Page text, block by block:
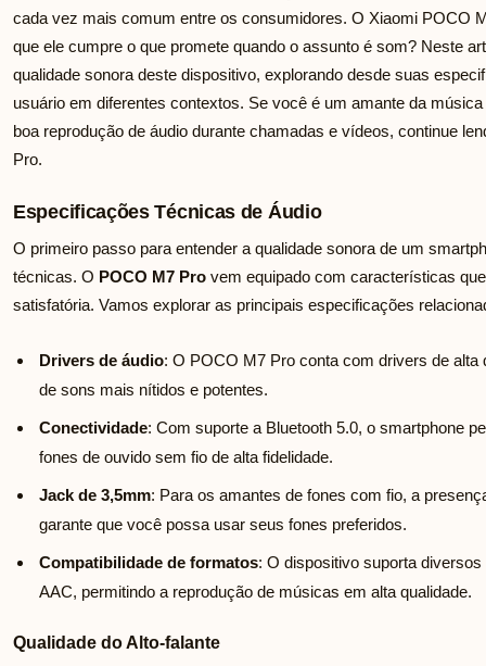
cada vez mais comum entre os consumidores. O Xiaomi POCO
que ele cumpre o que promete quando o assunto é som? Neste
qualidade sonora deste dispositivo, explorando desde suas
usuário em diferentes contextos. Se você é um amante da
boa reprodução de áudio durante chamadas e vídeos, continue
Pro.
Especificações Técnicas de Áudio
O primeiro passo para entender a qualidade sonora de um
técnicas. O POCO M7 Pro vem equipado com características
satisfatória. Vamos explorar as principais especificações
Drivers de áudio: O POCO M7 Pro conta com drivers de alta
de sons mais nítidos e potentes.
Conectividade: Com suporte a Bluetooth 5.0, o smartphone
fones de ouvido sem fio de alta fidelidade.
Jack de 3,5mm: Para os amantes de fones com fio, a
garante que você possa usar seus fones preferidos.
Compatibilidade de formatos: O dispositivo suporta
AAC, permitindo a reprodução de músicas em alta qualidade.
Qualidade do Alto-falante